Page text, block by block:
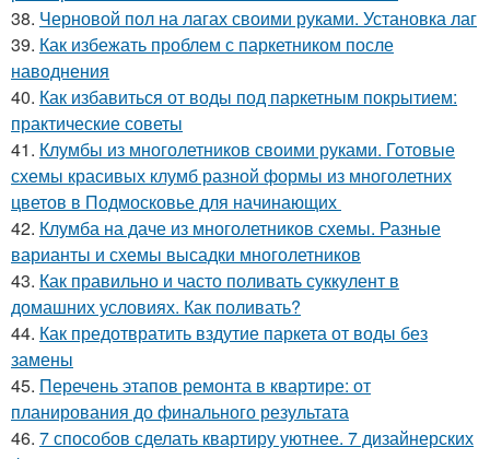
38. Черновой пол на лагах своими руками. Установка лаг
39. Как избежать проблем с паркетником после
наводнения
40. Как избавиться от воды под паркетным покрытием:
практические советы
41. Клумбы из многолетников своими руками. Готовые
схемы красивых клумб разной формы из многолетних
цветов в Подмосковье для начинающих
42. Клумба на даче из многолетников схемы. Разные
варианты и схемы высадки многолетников
43. Как правильно и часто поливать суккулент в
домашних условиях. Как поливать?
44. Как предотвратить вздутие паркета от воды без
замены
45. Перечень этапов ремонта в квартире: от
планирования до финального результата
46. 7 способов сделать квартиру уютнее. 7 дизайнерских